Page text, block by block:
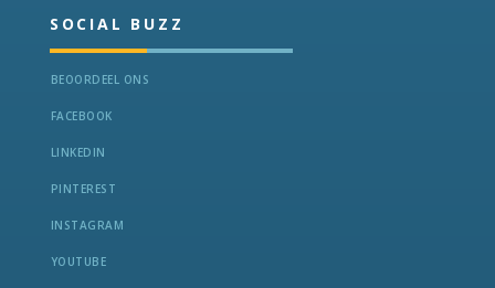
SOCIAL BUZZ
BEOORDEEL ONS
FACEBOOK
LINKEDIN
PINTEREST
INSTAGRAM
YOUTUBE